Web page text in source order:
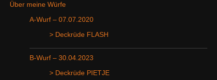
Über meine Würfe
A-Wurf – 07.07.2020
> Deckrüde FLASH
B-Wurf – 30.04.2023
> Deckrüde PIETJE